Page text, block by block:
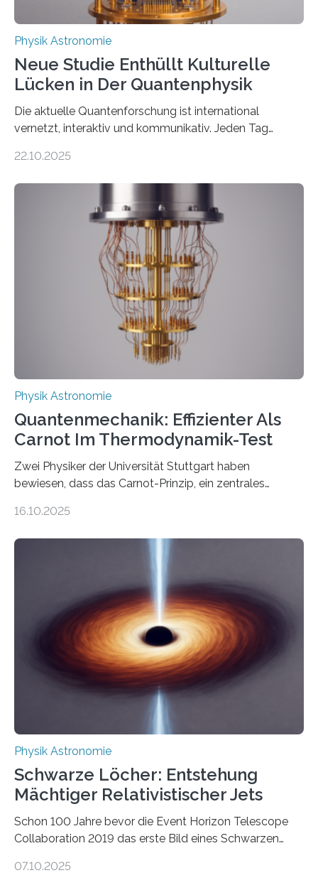
Physik Astronomie
Neue Studie Enthüllt Kulturelle
Lücken in Der Quantenphysik
Die aktuelle Quantenforschung ist international
vernetzt, interaktiv und kommunikativ. Jeden Tag
oft von Autor*innen, die eng zusammenarbeiten. Neue
werden schnell weiterentwickelt. Dies ist der Alltag in
der Forschung der Quantentheorie, die dieses Jahr 100
Jahre alt geworden ist, weshalb die UNESCO 2025 zum
Internationalen Jahr der Quantenwissenschaft und -
technologie ausgerufen hat. Doch nun hat eine
internationale Forschungsgruppe um den
22.10.2025
Physik Astronomie
Quantenmechanik: Effizienter Als
Carnot Im Thermodynamik-Test
Zwei Physiker der Universität Stuttgart haben
bewiesen, dass das Carnot-Prinzip, ein zentrales
Größenordnung von Atomen gilt, deren physikalische
Quantenmotoren voranbringen. Das
Wissenschaftsjournal Science Advances veröffentlichte
die Herleitung. (DOI: 10.1126/sciadv.adw8462)
Verbrennungsmotoren oder Dampfturbinen sind
Wärmekraftmaschinen: Sie wandeln thermische
Energie in mechanische Bewegung um – oder anders
ausgedrückt, Wärme in Bewegung. In
quantenmechanischen Experimenten ist es in den…
16.10.2025
Physik Astronomie
Schwarze Löcher: Entstehung
Mächtiger Relativistischer Jets
Schon 100 Jahre bevor die Event Horizon Telescope
Collaboration 2019 das erste Bild eines Schwarzen
hatte der Astronom Heber Curtis einen seltsamen
07.10.2025